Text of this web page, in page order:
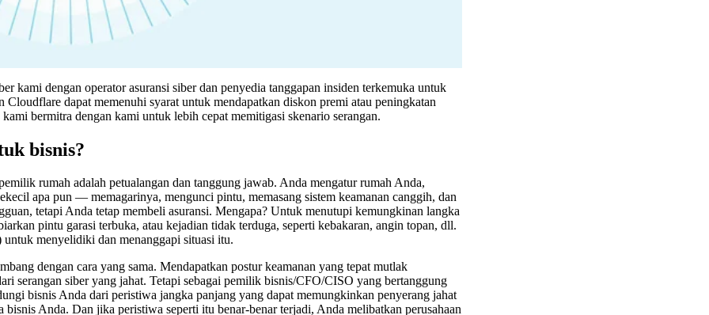
kami dengan operator asuransi siber dan penyedia tanggapan insiden terkemuka untuk
dapat memenuhi syarat untuk mendapatkan diskon premi atau peningkatan
bermitra dengan kami untuk lebih cepat memitigasi skenario serangan.
bisnis?
rumah adalah petualangan dan tanggung jawab. Anda mengatur rumah Anda,
apa pun — memagarinya, mengunci pintu, memasang sistem keamanan canggih, dan
tetapi Anda tetap membeli asuransi. Mengapa? Untuk menutupi kemungkinan langka
pintu garasi terbuka, atau kejadian tidak terduga, seperti kebakaran, angin topan, dll.
menyelidiki dan menanggapi situasi itu.
dengan cara yang sama. Mendapatkan postur keamanan yang tepat mutlak
serangan siber yang jahat. Tetapi sebagai pemilik bisnis/CFO/CISO yang bertanggung
bisnis Anda dari peristiwa jangka panjang yang dapat memungkinkan penyerang jahat
Anda. Dan jika peristiwa seperti itu benar-benar terjadi, Anda melibatkan perusahaan